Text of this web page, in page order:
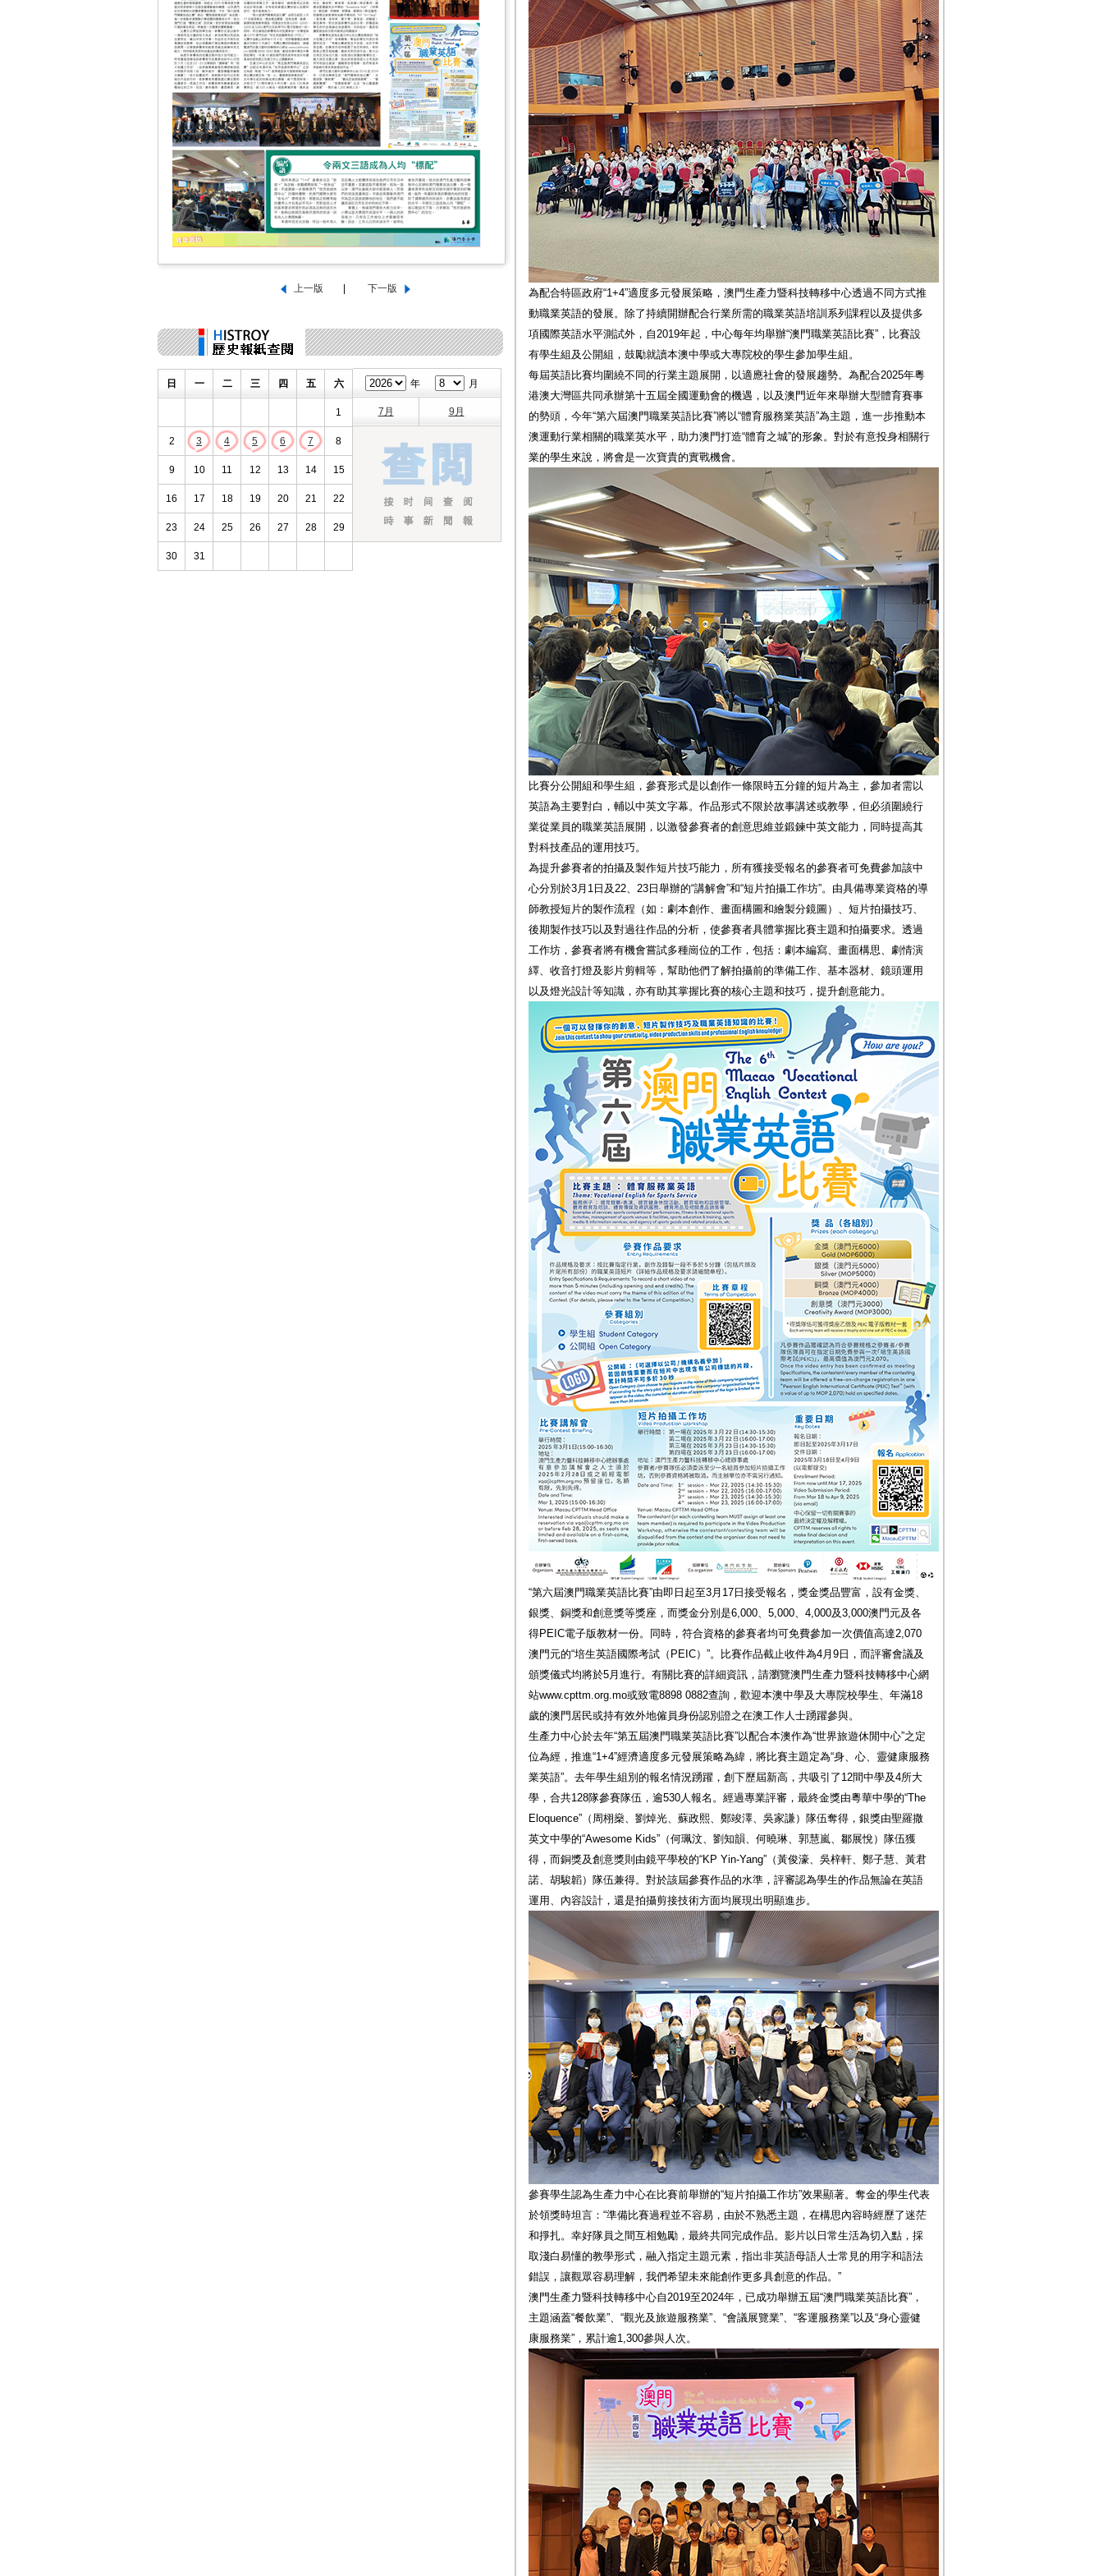
日 一 二 三 四 五 六
1
2 3 4 5 6 7 8
9 10 11 12 13 14 15
16 17 18 19 20 21 22
23 24 25 26 27 28 29
30 31
年 月
7月 9月
為配合特區政府“1+4”適度多元發展策略，澳門生產力暨科技轉移中心透過不同方式推
動職業英語的發展。除了持續開辦配合行業所需的職業英語培訓系列課程以及提供多
項國際英語水平測試外，自2019年起，中心每年均舉辦“澳門職業英語比賽”，比賽設
有學生組及公開組，鼓勵就讀本澳中學或大專院校的學生參加學生組。
每屆英語比賽均圍繞不同的行業主題展開，以適應社會的發展趨勢。為配合2025年粵
港澳大灣區共同承辦第十五屆全國運動會的機遇，以及澳門近年來舉辦大型體育賽事
的勢頭，今年“第六屆澳門職業英語比賽”將以“體育服務業英語”為主題，進一步推動本
澳運動行業相關的職業英水平，助力澳門打造“體育之城”的形象。對於有意投身相關行
業的學生來說，將會是一次寶貴的實戰機會。
比賽分公開組和學生組，參賽形式是以創作一條限時五分鐘的短片為主，參加者需以
英語為主要對白，輔以中英文字幕。作品形式不限於故事講述或教學，但必須圍繞行
業從業員的職業英語展開，以激發參賽者的創意思維並鍛鍊中英文能力，同時提高其
對科技產品的運用技巧。
為提升參賽者的拍攝及製作短片技巧能力，所有獲接受報名的參賽者可免費參加該中
心分別於3月1日及22、23日舉辦的“講解會”和“短片拍攝工作坊”。由具備專業資格的導
師教授短片的製作流程（如：劇本創作、畫面構圖和繪製分鏡圖）、短片拍攝技巧、
後期製作技巧以及對過往作品的分析，使參賽者具體掌握比賽主題和拍攝要求。透過
工作坊，參賽者將有機會嘗試多種崗位的工作，包括：劇本編寫、畫面構思、劇情演
繹、收音打燈及影片剪輯等，幫助他們了解拍攝前的準備工作、基本器材、鏡頭運用
以及燈光設計等知識，亦有助其掌握比賽的核心主題和技巧，提升創意能力。
“第六屆澳門職業英語比賽”由即日起至3月17日接受報名，獎金獎品豐富，設有金獎、
銀獎、銅獎和創意獎等獎座，而獎金分別是6,000、5,000、4,000及3,000澳門元及各
得PEIC電子版教材一份。同時，符合資格的參賽者均可免費參加一次價值高達2,070
澳門元的“培生英語國際考試（PEIC）”。比賽作品截止收件為4月9日，而評審會議及
頒獎儀式均將於5月進行。有關比賽的詳細資訊，請瀏覽澳門生產力暨科技轉移中心網
站www.cpttm.org.mo或致電8898 0882查詢，歡迎本澳中學及大專院校學生、年滿18
歲的澳門居民或持有效外地僱員身份認別證之在澳工作人士踴躍參與。
生產力中心於去年“第五屆澳門職業英語比賽”以配合本澳作為“世界旅遊休閒中心”之定
位為經，推進“1+4”經濟適度多元發展策略為緯，將比賽主題定為“身、心、靈健康服務
業英語”。去年學生組別的報名情況踴躍，創下歷屆新高，共吸引了12間中學及4所大
學，合共128隊參賽隊伍，逾530人報名。經過專業評審，最終金獎由粵華中學的“The
Eloquence”（周栩燊、劉焯光、蘇政熙、鄭竣澤、吳家謙）隊伍奪得，銀獎由聖羅撒
英文中學的“Awesome Kids”（何珮汶、劉知韻、何曉琳、郭慧嵐、鄒展悅）隊伍獲
得，而銅獎及創意獎則由鏡平學校的“KP Yin-Yang”（黃俊濠、吳梓軒、鄭子慧、黃君
諾、胡駿韜）隊伍兼得。對於該屆參賽作品的水準，評審認為學生的作品無論在英語
運用、內容設計，還是拍攝剪接技術方面均展現出明顯進步。
參賽學生認為生產力中心在比賽前舉辦的“短片拍攝工作坊”效果顯著。奪金的學生代表
於領獎時坦言：“準備比賽過程並不容易，由於不熟悉主題，在構思內容時經歷了迷茫
和掙扎。幸好隊員之間互相勉勵，最終共同完成作品。影片以日常生活為切入點，採
取淺白易懂的教學形式，融入指定主題元素，指出非英語母語人士常見的用字和語法
錯誤，讓觀眾容易理解，我們希望未來能創作更多具創意的作品。”
澳門生產力暨科技轉移中心自2019至2024年，已成功舉辦五屆“澳門職業英語比賽”，
主題涵蓋“餐飲業”、“觀光及旅遊服務業”、“會議展覽業”、“客運服務業”以及“身心靈健
康服務業”，累計逾1,300參與人次。